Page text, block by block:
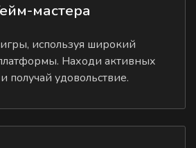
мастера
используя широкий
Находи активных
получай удовольствие.